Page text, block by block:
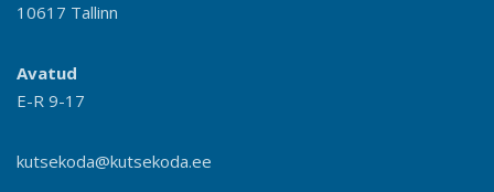
10617 Tallinn
Avatud
E-R 9-17
kutsekoda@kutsekoda.ee